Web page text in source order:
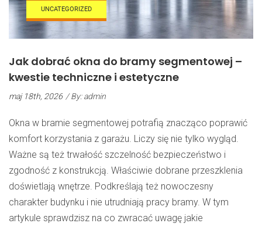
UNCATEGORIZED
Jak dobrać okna do bramy segmentowej –
kwestie techniczne i estetyczne
maj 18th, 2026 / By: admin
Okna w bramie segmentowej potrafią znacząco poprawić
komfort korzystania z garażu. Liczy się nie tylko wygląd.
Ważne są też trwałość szczelność bezpieczeństwo i
zgodność z konstrukcją. Właściwie dobrane przeszklenia
doświetlają wnętrze. Podkreślają też nowoczesny
charakter budynku i nie utrudniają pracy bramy. W tym
artykule sprawdzisz na co zwracać uwagę jakie